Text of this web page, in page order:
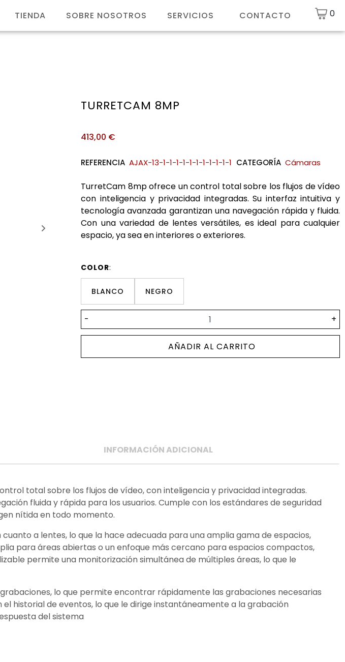
TIENDA SOBRE NOSOTROS SERVICIOS CONTACTO 0
TURRETCAM 8MP
413,00 €
REFERENCIA AJAX-13-1-1-1-1-1-1-1-1-1-1-1 CATEGORÍA Cámaras
TurretCam 8mp ofrece un control total sobre los flujos de vídeo
con inteligencia y privacidad integradas. Su interfaz intuitiva y
tecnología avanzada garantizan una navegación rápida y fluida.
Con una variedad de lentes versátiles, es ideal para cualquier
espacio, ya sea en interiores o exteriores.
COLOR:
BLANCO NEGRO
- +
AÑADIR AL CARRITO
INFORMACIÓN ADICIONAL
total sobre los flujos de vídeo, con inteligencia y privacidad integradas.
fluida y rápida para los usuarios. Cumple con los estándares de seguridad
nítida en todo momento.
a lentes, lo que la hace adecuada para una amplia gama de espacios,
para áreas abiertas o un enfoque más cercano para espacios compactos,
permite una monitorización simultánea de múltiples áreas, lo que le
lo que permite encontrar rápidamente las grabaciones necesarias
historial de eventos, lo que le dirige instantáneamente a la grabación
del sistema